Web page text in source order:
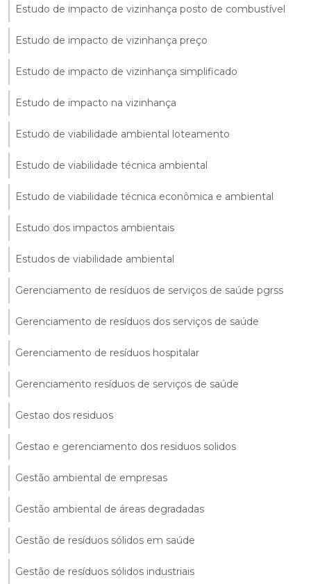
Estudo de impacto de vizinhança posto de combustível
Estudo de impacto de vizinhança preço
Estudo de impacto de vizinhança simplificado
Estudo de impacto na vizinhança
Estudo de viabilidade ambiental loteamento
Estudo de viabilidade técnica ambiental
Estudo de viabilidade técnica econômica e ambiental
Estudo dos impactos ambientais
Estudos de viabilidade ambiental
Gerenciamento de resíduos de serviços de saúde pgrss
Gerenciamento de resíduos dos serviços de saúde
Gerenciamento de resíduos hospitalar
Gerenciamento resíduos de serviços de saúde
Gestao dos residuos
Gestao e gerenciamento dos residuos solidos
Gestão ambiental de empresas
Gestão ambiental de áreas degradadas
Gestão de resíduos sólidos em saúde
Gestão de resíduos sólidos industriais